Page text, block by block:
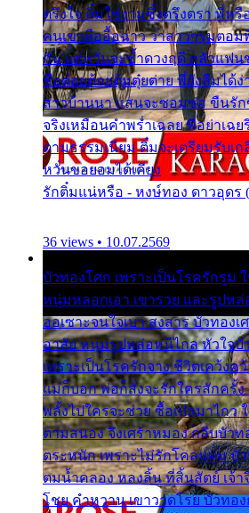
ตรึงใจ ติ๋มใช่งามซึ้งตรึงตรา พี่ห
คนเขาลืออื้อฉาว ว่าสาวๆรุมตอ
กัน แต่หวั่นจะช้ำดวงฤดี กลัวแฟ
ชื่อต๋อยต้อยตุ้มตุ๋ยต่าย พี่ยังลืมได้ง่
สาวบ้านนา แสนจะซอมซ่อ ขืนรั
จริงเหมือนคำพร่ำเฉลย พี่อย่าเฉ
ตามธรรมเนียม ติ๋มจะเตรียมรับเ
หวั่นขอยอมได้เคียง
รักติ๋มแน่หรือ - หงษ์ทอง ดาวอุดร
36 views • 10.07.2569
บัวทองโศก เพราะเป็นโรครักรุม
หนุ่มหลอกเอา เขารวย และรูปห
ออเซาะจนใจเบา สงสาร บัวทองเ
อาลัย หนุ่มรูปหล่อหนีไกล หัวใจบั
เพราะเป็นโรครักจาง ชีวิตเคว้งค
แม่ก็บอก พ่อก็สั่งจะรักใครสักครั้ง
พลั้งไปใครจะช่วย ซื้อเปลมาไกว
ตามสนอง จึงเศร้าหมอง กลีบบัวท
ตระหนัก เพราะไม่รักโคลนตม บั
ตมน้ำคลอง หลงลิ้น ที่สิ้นสัตย์ เจ้
โชย คำหวาน เขาวาดโรย บัวทอ